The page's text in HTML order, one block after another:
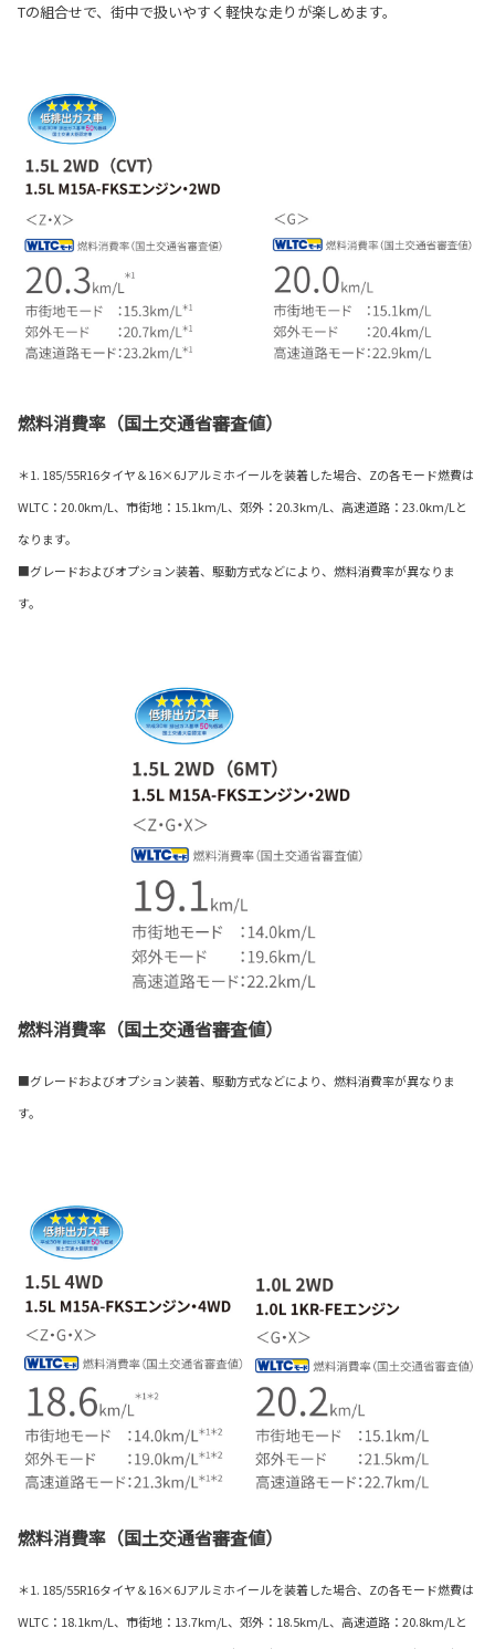
Tの組合せで、街中で扱いやすく軽快な走りが楽しめます。
燃料消費率（国土交通省審査値）
＊1. 185/55R16タイヤ＆16×6Jアルミホイールを装着した場合、Zの各モード燃費は
WLTC：20.0km/L、市街地：15.1km/L、郊外：20.3km/L、高速道路：23.0km/Lと
なります。
■グレードおよびオプション装着、駆動方式などにより、燃料消費率が異なりま
す。
燃料消費率（国土交通省審査値）
■グレードおよびオプション装着、駆動方式などにより、燃料消費率が異なりま
す。
燃料消費率（国土交通省審査値）
＊1. 185/55R16タイヤ＆16×6Jアルミホイールを装着した場合、Zの各モード燃費は
WLTC：18.1km/L、市街地：13.7km/L、郊外：18.5km/L、高速道路：20.8km/Lと